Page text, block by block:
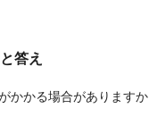
答え
かかる場合がありますか